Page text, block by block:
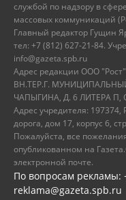
службой по надзору в
массовых коммуникаций
Главный редактор Гущин
тел: +7 (812) 627-21-84.
info@gazeta.spb.ru
Адрес редакции ООО
ВН.ТЕР.Г.
ЧАПЫГИНА, Д. 6 ЛИТЕРА П,
Адрес учредителя: 197374,
дорога, дом 17, корпус 6,
Пожалуйста, все
опубликованном на
электронной почте.
По вопросам рекламы:
reklama@gazeta.spb.ru